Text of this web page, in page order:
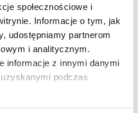
społecznościowe i
Informacje o tym, jak
udostępniamy partnerom
i analitycznym.
informacje z innymi danymi
podczas
SPÓŁKA Z